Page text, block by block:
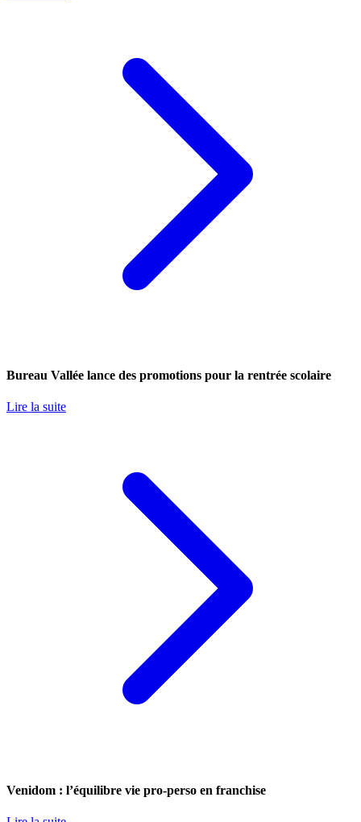
Bureau Vallée lance des promotions pour la rentrée scolaire
Lire la suite
Venidom : l’équilibre vie pro-perso en franchise